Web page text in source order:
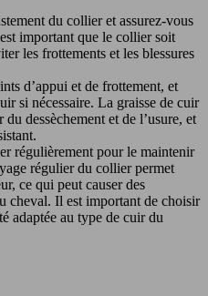
du collier et assurez-vous
important que le collier soit
les frottements et les blessures
d’appui et de frottement, et
si nécessaire. La graisse de cuir
dessèchement et de l’usure, et
régulièrement pour le maintenir
régulier du collier permet
ce qui peut causer des
cheval. Il est important de choisir
adaptée au type de cuir du